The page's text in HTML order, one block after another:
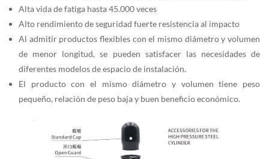
Alta vida de fatiga hasta 45.000 veces
Alto rendimiento de seguridad fuerte resistencia al impacto
Al admitir productos flexibles con el mismo diámetro y volumen
de menor longitud, se pueden satisfacer las necesidades de
diferentes modelos de espacio de instalación.
El producto con el mismo diámetro y volumen tiene peso
pequeño, relación de peso baja y buen beneficio económico.